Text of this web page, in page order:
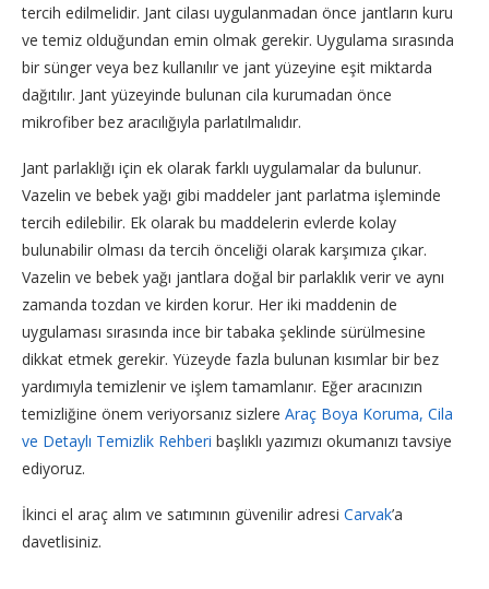
tercih edilmelidir. Jant cilası uygulanmadan önce jantların kuru
ve temiz olduğundan emin olmak gerekir. Uygulama sırasında
bir sünger veya bez kullanılır ve jant yüzeyine eşit miktarda
dağıtılır. Jant yüzeyinde bulunan cila kurumadan önce
mikrofiber bez aracılığıyla parlatılmalıdır.
Jant parlaklığı için ek olarak farklı uygulamalar da bulunur.
Vazelin ve bebek yağı gibi maddeler jant parlatma işleminde
tercih edilebilir. Ek olarak bu maddelerin evlerde kolay
bulunabilir olması da tercih önceliği olarak karşımıza çıkar.
Vazelin ve bebek yağı jantlara doğal bir parlaklık verir ve aynı
zamanda tozdan ve kirden korur. Her iki maddenin de
uygulaması sırasında ince bir tabaka şeklinde sürülmesine
dikkat etmek gerekir. Yüzeyde fazla bulunan kısımlar bir bez
yardımıyla temizlenir ve işlem tamamlanır. Eğer aracınızın
temizliğine önem veriyorsanız sizlere Araç Boya Koruma, Cila
ve Detaylı Temizlik Rehberi başlıklı yazımızı okumanızı tavsiye
ediyoruz.
İkinci el araç alım ve satımının güvenilir adresi Carvak’a
davetlisiniz.